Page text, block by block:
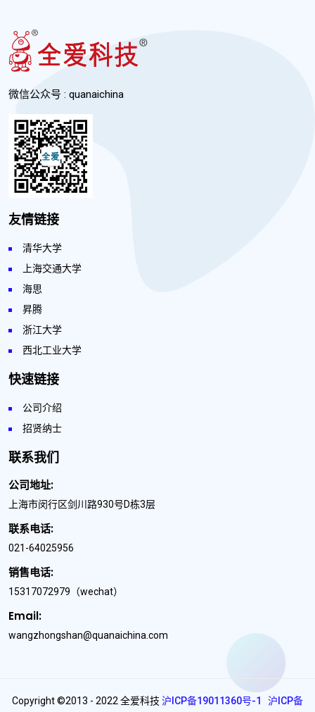
微信公众号 : quanaichina
友情链接
清华大学
上海交通大学
海思
昇腾
浙江大学
西北工业大学
快速链接
公司介绍
招贤纳士
联系我们
公司地址:
上海市闵行区剑川路930号D栋3层
联系电话:
021-64025956
销售电话:
15317072979 （wechat）
Email:
wangzhongshan@quanaichina.com
Copyright ©2013 - 2022 全爱科技 沪ICP备19011360号-1
沪ICP备